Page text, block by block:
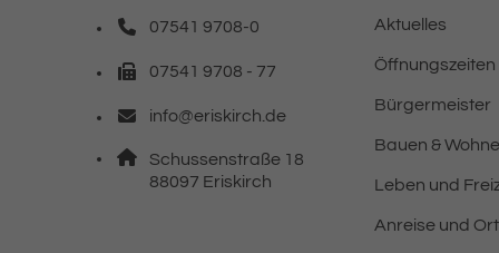
07541 9708-0
Telefonnummer: 0 7 5 4 1 9 7 0 8 0
07541 9708 - 77
Faxnummer: 0 7 5 4 1 9 7 0 8 7 7
info@eriskirch.de
E-Mail Adresse: info@eriskirch.de
Adresse:
Schussenstraße 18
88097 , 8 8 0 9 7
Eriskirch
Aktuelles
Bürgermeister
Bauen &
Leben und
Anreise und